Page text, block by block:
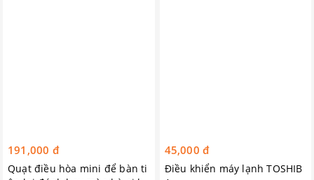
191,000 đ
Quạt điều hòa mini để bàn ti
45,000 đ
Điều khiển máy lạnh TOSHIB